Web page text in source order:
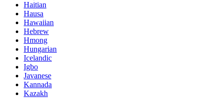
Haitian
Hausa
Hawaiian
Hebrew
Hmong
Hungarian
Icelandic
Igbo
Javanese
Kannada
Kazakh